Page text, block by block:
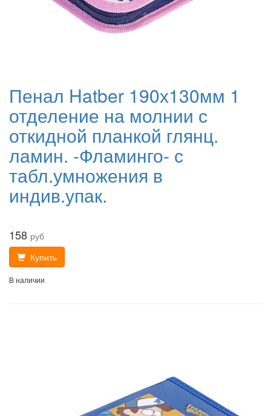
Пенал Hatber 190х130мм 1
отделение на молнии с
откидной планкой глянц.
ламин. -Фламинго- с
табл.умножения в
индив.упак.
158 руб
Купить
В наличии